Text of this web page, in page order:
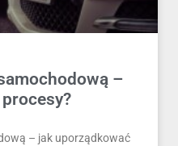
–
– jak uporządkować